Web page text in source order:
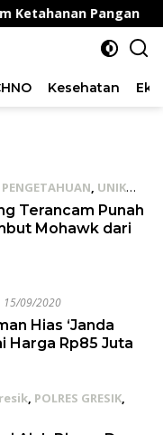
Pangan
Kesehatan
PENGETAHUAN, UNIK
Terancam Punah
Mohawk dari
15/09/2020
Hias ‘Janda
Harga Rp85 Juta
, POLRES GRESIK,